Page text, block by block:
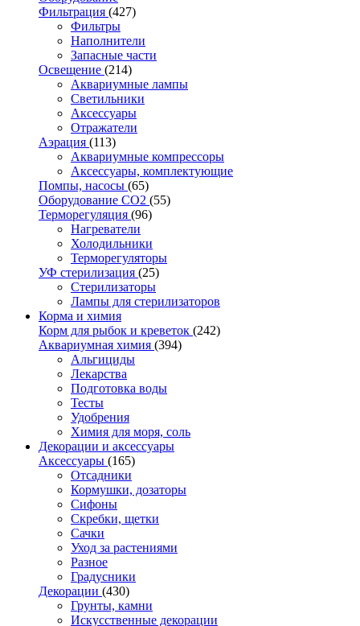
Фильтрация (427)
Фильтры
Наполнители
Запасные части
Освещение (214)
Аквариумные лампы
Светильники
Аксессуары
Отражатели
Аэрация (113)
Аквариумные компрессоры
Аксессуары, комплектующие
Помпы, насосы (65)
Оборудование CO2 (55)
Терморегуляция (96)
Нагреватели
Холодильники
Терморегуляторы
УФ стерилизация (25)
Стерилизаторы
Лампы для стерилизаторов
Корма и химия
Корм для рыбок и креветок (242)
Аквариумная химия (394)
Альгициды
Лекарства
Подготовка воды
Тесты
Удобрения
Химия для моря, соль
Декорации и аксессуары
Аксессуары (165)
Отсадники
Кормушки, дозаторы
Сифоны
Скребки, щетки
Сачки
Уход за растениями
Разное
Градусники
Декорации (430)
Грунты, камни
Искусственные декорации